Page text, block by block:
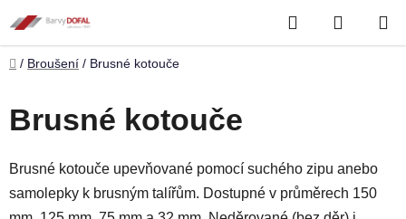
na
obsah
Hledat
KOŠÍK
Domů
/ Broušení / Brusné kotouče
Brusné kotouče
Brusné kotouče upevňované pomocí suchého zipu anebo
samolepky k brusným talířům. Dostupné v průměrech 150